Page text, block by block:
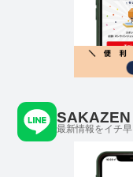
SAKAZEN
最新情報をイチ早